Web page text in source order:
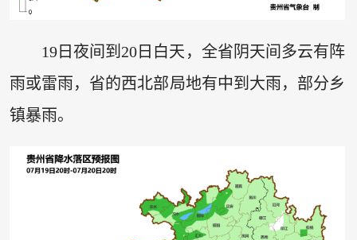
19日夜间到20日白天，全省阴天间多云有阵
雨或雷雨，省的西北部局地有中到大雨，部分乡
镇暴雨。